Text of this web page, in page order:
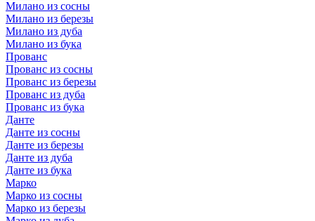
Милано из сосны
Милано из березы
Милано из дуба
Милано из бука
Прованс
Прованс из сосны
Прованс из березы
Прованс из дуба
Прованс из бука
Данте
Данте из сосны
Данте из березы
Данте из дуба
Данте из бука
Марко
Марко из сосны
Марко из березы